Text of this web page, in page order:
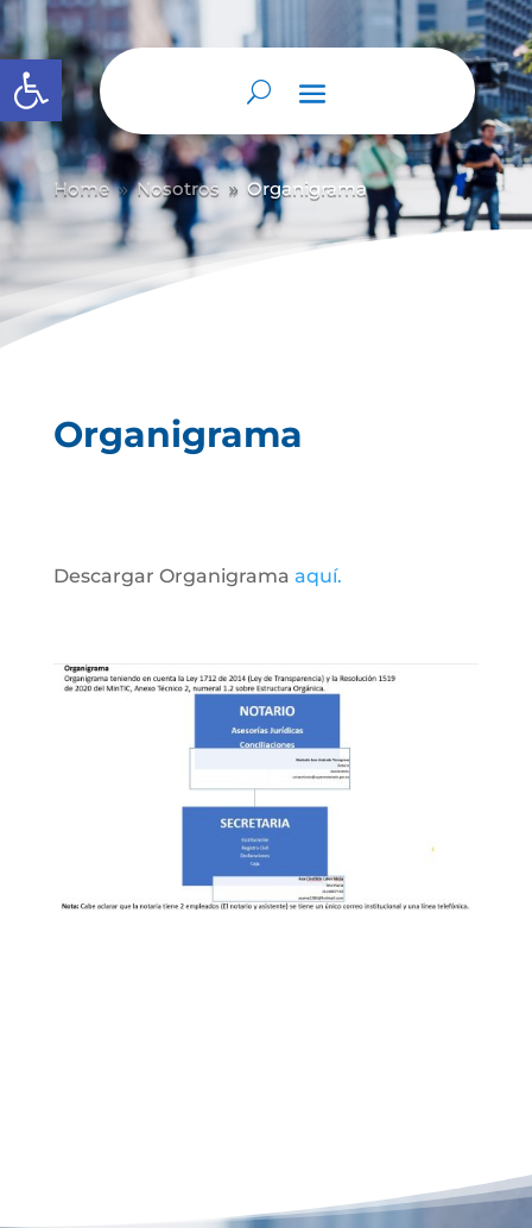
Abrir barra de herramientas
Home 9 Nosotros 9 Organigrama
Organigrama
Descargar Organigrama aquí.